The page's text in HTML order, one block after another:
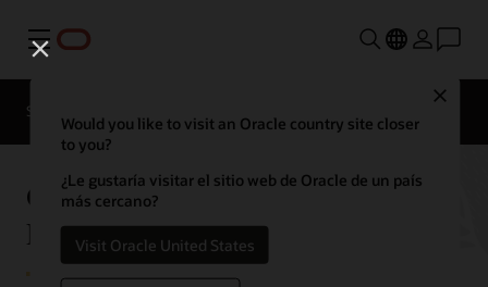
Menú
Would you like to visit an Oracle country site closer
to you?
¿Le gustaría visitar el sitio web de Oracle de un país
más cercano?
Visit Oracle United States
SCM para industrias
Oracle Sales and Operations
Planning